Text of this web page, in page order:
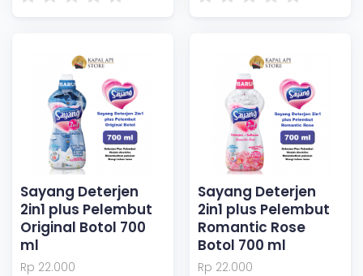
Sayang Deterjen
2in1 plus Pelembut
Original Botol 700
ml
Rp 22.000
Sayang Deterjen
2in1 plus Pelembut
Romantic Rose
Botol 700 ml
Rp 22.000